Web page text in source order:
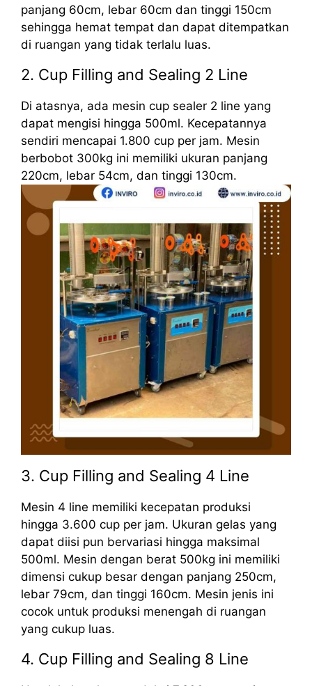
panjang 60cm, lebar 60cm dan tinggi 150cm
sehingga hemat tempat dan dapat ditempatkan
di ruangan yang tidak terlalu luas.
2. Cup Filling and Sealing 2 Line
Di atasnya, ada mesin cup sealer 2 line yang
dapat mengisi hingga 500ml. Kecepatannya
sendiri mencapai 1.800 cup per jam. Mesin
berbobot 300kg ini memiliki ukuran panjang
220cm, lebar 54cm, dan tinggi 130cm.
3. Cup Filling and Sealing 4 Line
Mesin 4 line memiliki kecepatan produksi
hingga 3.600 cup per jam. Ukuran gelas yang
dapat diisi pun bervariasi hingga maksimal
500ml. Mesin dengan berat 500kg ini memiliki
dimensi cukup besar dengan panjang 250cm,
lebar 79cm, dan tinggi 160cm. Mesin jenis ini
cocok untuk produksi menengah di ruangan
yang cukup luas.
4. Cup Filling and Sealing 8 Line